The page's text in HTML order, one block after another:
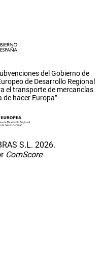
del Gobierno de
de Desarrollo Regional
el transporte de mercancías
de hacer Europa”
S.L. 2026.
ComScore